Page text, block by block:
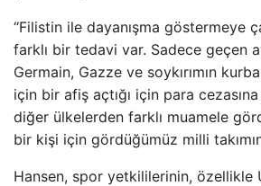
“Filistin ile dayanışma göstermeye
farklı bir tedavi var. Sadece geçen
Germain, Gazze ve soykırımın
için bir afiş açtığı için para cezasına
diğer ülkelerden farklı muamele
bir kişi için gördüğümüz milli
Hansen, spor yetkililerinin, özellikle